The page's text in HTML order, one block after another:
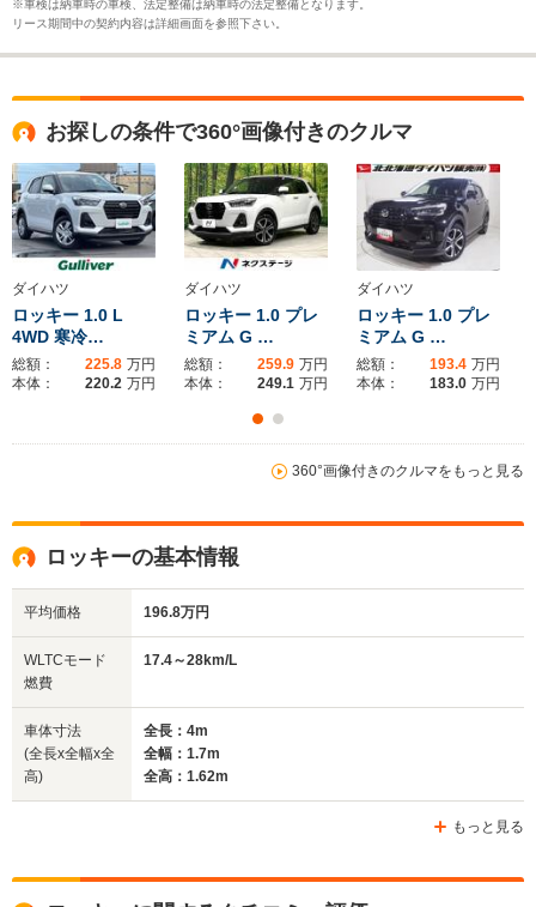
※車検は納車時の車検、法定整備は納車時の法定整備となります。
リース期間中の契約内容は詳細画面を参照下さい。
お探しの条件で360°画像付きのクルマ
ダイハツ
ロッキー 1.0 L
4WD 寒冷…
総額： 225.8 万円
本体：
220.2 万円
ダイハツ
ロッキー 1.0 プレ
ミアム G …
総額： 259.9 万円
本体：
249.1 万円
ダイハツ
ロッキー 1.0 プレ
ミアム G …
総額： 193.4 万円
本体：
183.0 万円
360°画像付きのクルマをもっと見る
ロッキーの基本情報
平均価格 196.8万円
WLTCモード
燃費
17.4～28km/L
車体寸法
(全長x全幅x全
高)
全長：4m
全幅：1.7m
全高：1.62m
もっと見る